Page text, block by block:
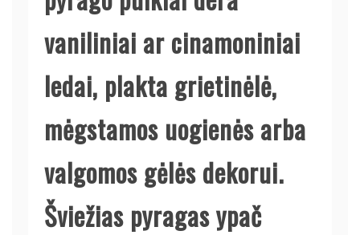
vaniliniai ar cinamoniniai
ledai, plakta grietinėlė,
mėgstamos uogienės arba
valgomos gėlės dekorui.
Šviežias pyragas ypač